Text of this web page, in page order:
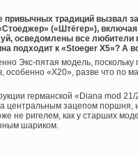
привычных традиций вызвал
(«Штёгер»),
осведомлены все любители
подходит к «Stoeger Х5»? А
Экс-пятая модель, поскольку
особенно «Х20», разве что по
германской «Diana mod 21/
центральным зацепом поршня,
не ригелем, как у старших
шариком.